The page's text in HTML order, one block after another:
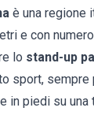
è una regione
e con
lo stand-up
sport, sempre
in piedi su